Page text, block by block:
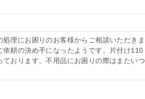
理にお困りのお客様からご相談いただきま
依頼の決め手になったようです。片付け110
おります。不用品にお困りの際はまたいつ